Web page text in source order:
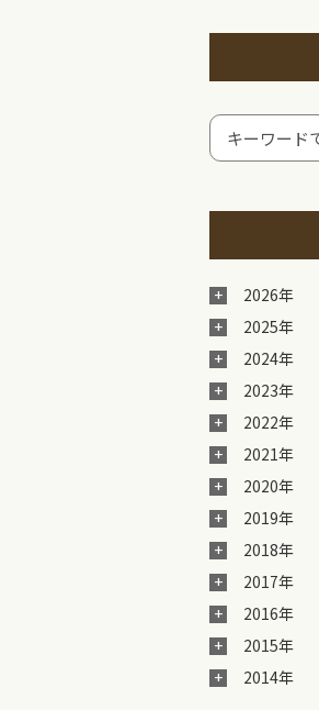
2026年
2025年
2024年
2023年
2022年
2021年
2020年
2019年
2018年
2017年
2016年
2015年
2014年